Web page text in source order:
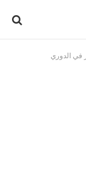
في الدوري